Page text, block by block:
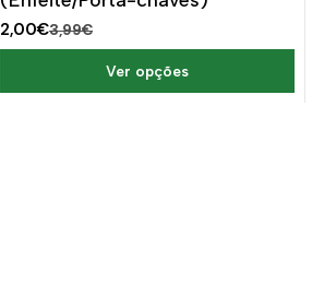
2,00€3,99€
Ver opções